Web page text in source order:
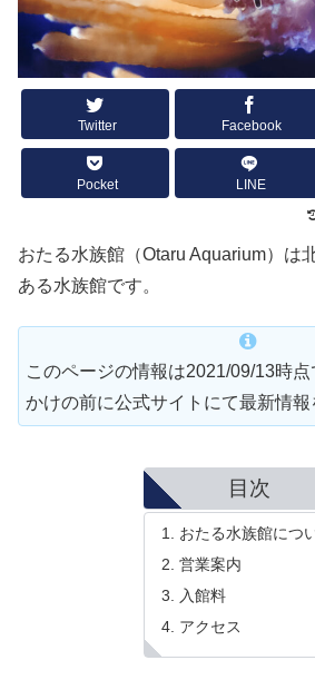
Twitter Facebook
Pocket LINE
おたる水族館（Otaru Aquarium）は
ある水族館です。
このページの情報は2021/09/13時
かけの前に公式サイトにて最新情報
目次
おたる水族館につ
営業案内
入館料
アクセス